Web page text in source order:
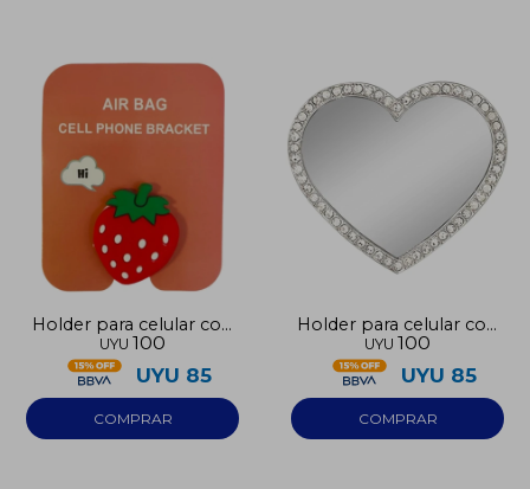
Holder para celular con
diseño
UYU 100
UYU 85
Holder para celular con
diseño
UYU 100
UYU 85